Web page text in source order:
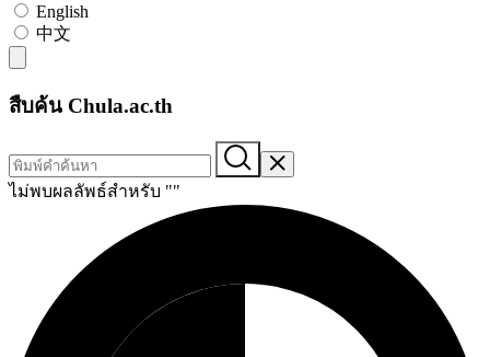
English
中文
สืบค้น Chula.ac.th
ไม่พบผลลัพธ์สำหรับ ""